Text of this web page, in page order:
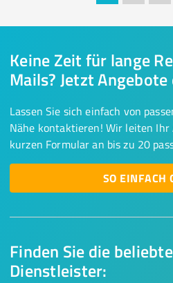
Finden Sie die
Dienstleister:
Keine Zeit für lange
Mails? Jetzt
Lassen Sie sich einfach von
Nähe kontaktieren! Wir leiten Ihr
kurzen Formular an bis zu 20
SO EINFACH